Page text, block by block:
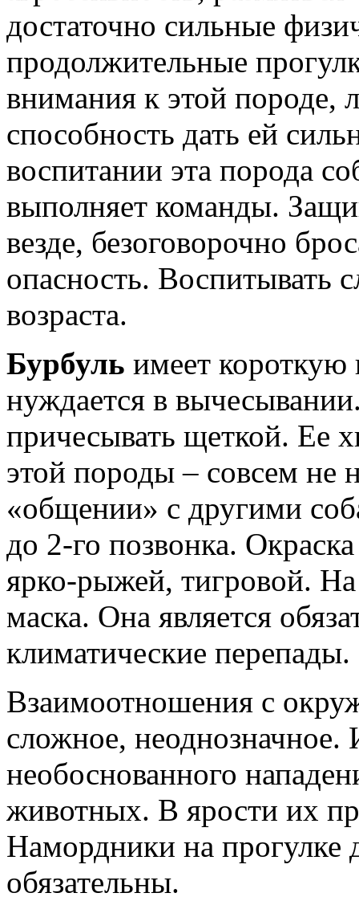
достаточно сильные
продолжительные
внимания к этой породе,
способность дать ей
воспитании эта порода
выполняет команды.
везде, безоговорочно
опасность. Воспитывать
возраста.
Бурбуль имеет короткую
нуждается в
причесывать щеткой. Ее
этой породы – совсем
«общении» с другими
до 2-го позвонка.
ярко-рыжей, тигровой.
маска. Она является
климатические перепады.
Взаимоотношения с
сложное, неоднозначное.
необоснованного
животных. В ярости их
Намордники на прогулке
обязательны.